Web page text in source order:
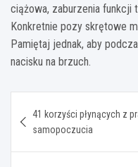
ciążowa, zaburzenia funkcji
Konkretnie pozy skrętowe
Pamiętaj jednak, aby
nacisku na brzuch.
wpisu
41 korzyści płynących z
samopoczucia